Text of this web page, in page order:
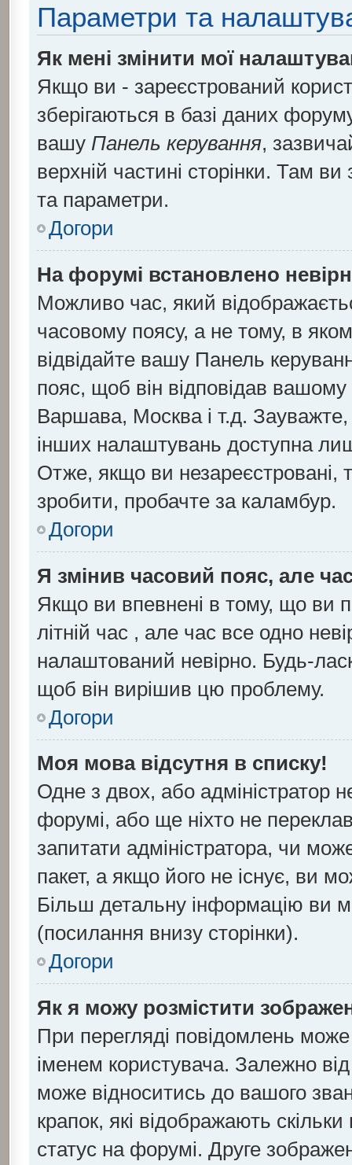
Параметри та
Як мені змінити мої
Якщо ви - зареєстрований
зберігаються в базі даних
вашу Панель керування,
верхній частині сторінки. Там
та параметри.
Догори
На форумі встановлено
Можливо час, який
часовому поясу, а не тому, в
відвідайте вашу Панель
пояс, щоб він відповідав
Варшава, Москва і т.д. Зауважте,
інших налаштувань доступна
Отже, якщо ви незареєстровані,
зробити, пробачте за каламбур.
Догори
Я змінив часовий пояс, але
Якщо ви впевнені в тому, що ви
літній час , але час все одно
налаштований невірно. Будь-
щоб він вирішив цю проблему.
Догори
Моя мова відсутня в списку!
Одне з двох, або адміністратор
форумі, або ще ніхто не
запитати адміністратора, чи
пакет, а якщо його не існує, ви
Більш детальну інформацію ви
(посилання внизу сторінки).
Догори
Як я можу розмістити
При перегляді повідомлень
іменем користувача. Залежно
може відноситись до вашого
крапок, які відображають
статус на форумі. Друге